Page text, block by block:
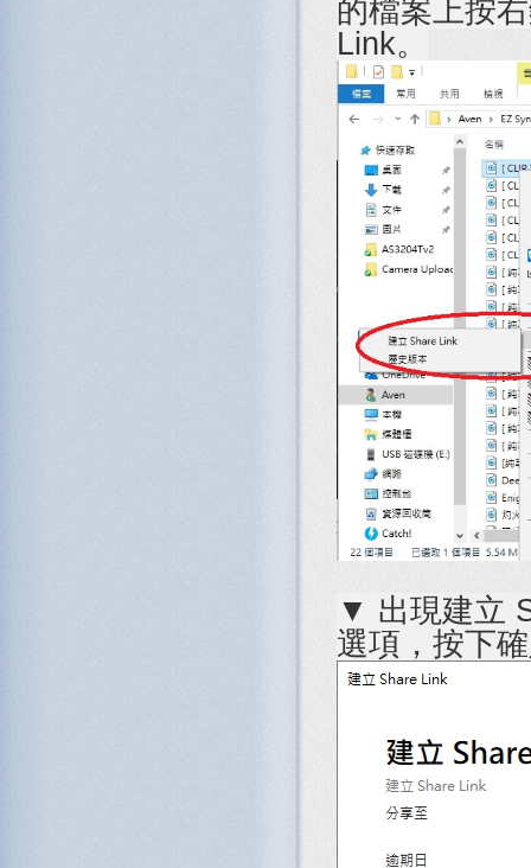
的檔案上按
Link。
▼ 出現建立
選項，按下